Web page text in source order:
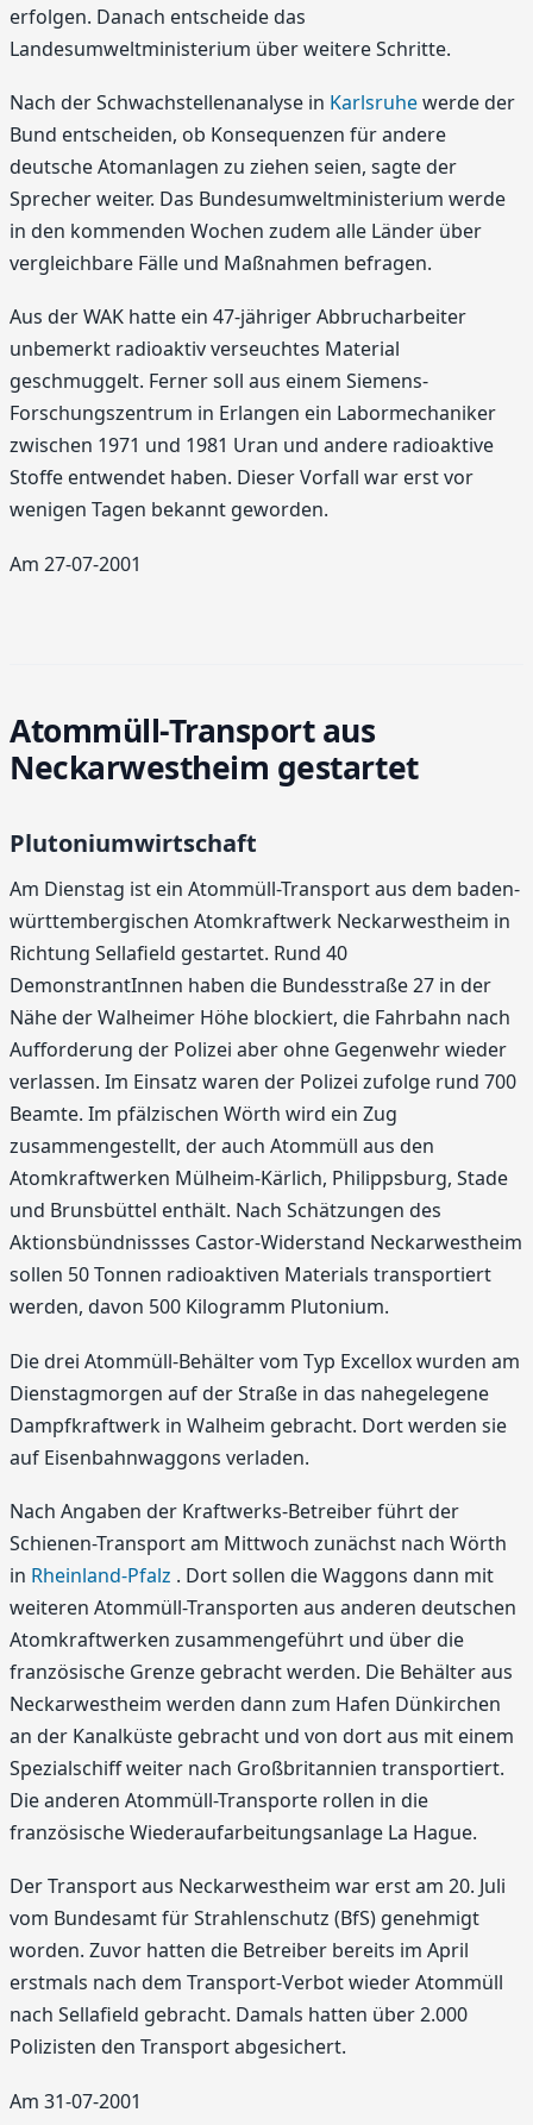
erfolgen. Danach entscheide das
Landesumweltministerium über weitere Schritte.
Nach der Schwachstellenanalyse in Karlsruhewerde der
Bund entscheiden, ob Konsequenzen für andere
deutsche Atomanlagen zu ziehen seien, sagte der
Sprecher weiter. Das Bundesumweltministerium werde
in den kommenden Wochen zudem alle Länder über
vergleichbare Fälle und Maßnahmen befragen.
Aus der WAK hatte ein 47-jähriger Abbrucharbeiter
unbemerkt radioaktiv verseuchtes Material
geschmuggelt. Ferner soll aus einem Siemens-
Forschungszentrum in Erlangen ein Labormechaniker
zwischen 1971 und 1981 Uran und andere radioaktive
Stoffe entwendet haben. Dieser Vorfall war erst vor
wenigen Tagen bekannt geworden.
Am 27-07-2001
Atommüll-Transport aus
Neckarwestheim gestartet
Plutoniumwirtschaft
Am Dienstag ist ein Atommüll-Transport aus dem baden-
württembergischen Atomkraftwerk Neckarwestheim in
Richtung Sellafield gestartet. Rund 40
DemonstrantInnen haben die Bundesstraße 27 in der
Nähe der Walheimer Höhe blockiert, die Fahrbahn nach
Aufforderung der Polizei aber ohne Gegenwehr wieder
verlassen. Im Einsatz waren der Polizei zufolge rund 700
Beamte. Im pfälzischen Wörth wird ein Zug
zusammengestellt, der auch Atommüll aus den
Atomkraftwerken Mülheim-Kärlich, Philippsburg, Stade
und Brunsbüttel enthält. Nach Schätzungen des
Aktionsbündnissses Castor-Widerstand Neckarwestheim
sollen 50 Tonnen radioaktiven Materials transportiert
werden, davon 500 Kilogramm Plutonium.
Die drei Atommüll-Behälter vom Typ Excellox wurden am
Dienstagmorgen auf der Straße in das nahegelegene
Dampfkraftwerk in Walheim gebracht. Dort werden sie
auf Eisenbahnwaggons verladen.
Nach Angaben der Kraftwerks-Betreiber führt der
Schienen-Transport am Mittwoch zunächst nach Wörth
in Rheinland-Pfalz . Dort sollen die Waggons dann mit
weiteren Atommüll-Transporten aus anderen deutschen
Atomkraftwerken zusammengeführt und über die
französische Grenze gebracht werden. Die Behälter aus
Neckarwestheim werden dann zum Hafen Dünkirchen
an der Kanalküste gebracht und von dort aus mit einem
Spezialschiff weiter nach Großbritannien transportiert.
Die anderen Atommüll-Transporte rollen in die
französische Wiederaufarbeitungsanlage La Hague.
Der Transport aus Neckarwestheim war erst am 20. Juli
vom Bundesamt für Strahlenschutz (BfS) genehmigt
worden. Zuvor hatten die Betreiber bereits im April
erstmals nach dem Transport-Verbot wieder Atommüll
nach Sellafield gebracht. Damals hatten über 2.000
Polizisten den Transport abgesichert.
Am 31-07-2001